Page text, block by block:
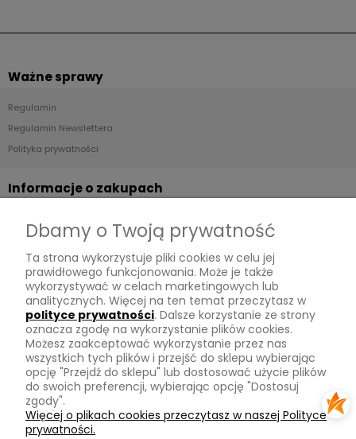
Ważne sprawy
Regulamin
Regulamin Newslettera
Polityka prywatności
Informacje o zakupach
Płatności
Zwroty
Tu mnie znajdziesz
Kontakt
O mnie
Instagram
Na skróty
Dbamy o Twoją prywatność
Ta strona wykorzystuje pliki cookies w celu jej
prawidłowego funkcjonowania. Może je także
wykorzystywać w celach marketingowych lub
analitycznych. Więcej na ten temat przeczytasz w
polityce prywatności. Dalsze korzystanie ze strony
oznacza zgodę na wykorzystanie plików cookies.
Możesz zaakceptować wykorzystanie przez nas
wszystkich tych plików i przejść do sklepu wybierając
opcję "Przejdź do sklepu" lub dostosować użycie plików
do swoich preferencji, wybierając opcję "Dostosuj
zgody".
Więcej o plikach cookies przeczytasz w naszej Polityce
prywatności.